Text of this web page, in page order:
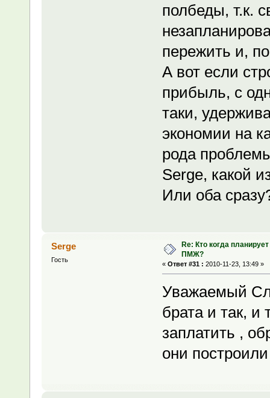
полбеды, т.к.
пережить и,
А вот если
прибыль, с
таки,
экономии на
рода
Serge, какой
Или оба
Serge
Гость
Re: Кто когда
ПМЖ?
« Ответ #31 : 2010-11-23, 13:49 »
Уважаемый
брата и так, и
заплатить ,
они